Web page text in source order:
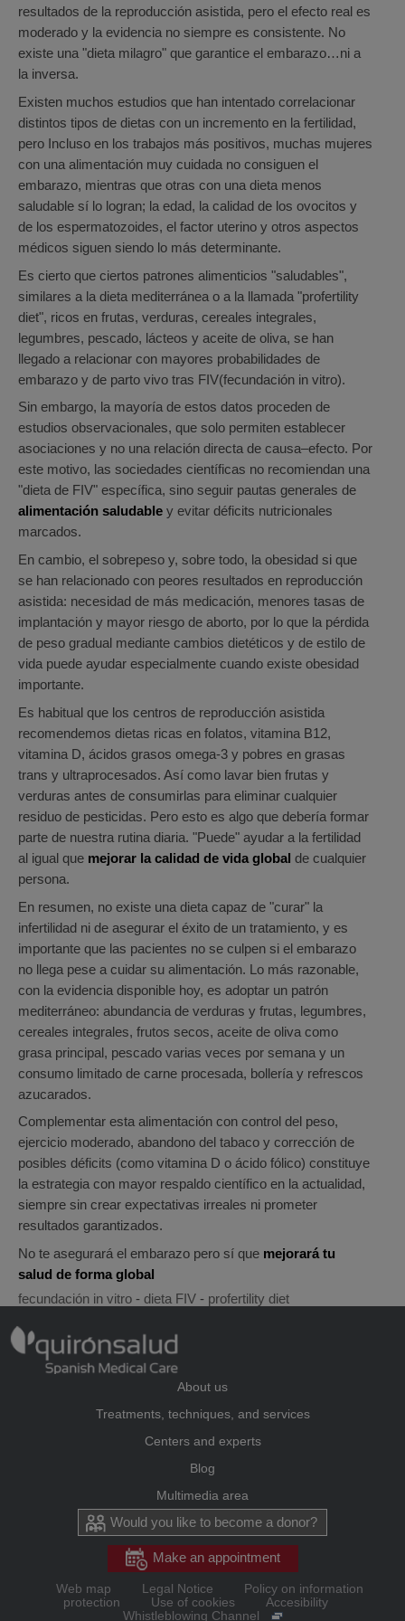
resultados de la reproducción asistida, pero el efecto real es
moderado y la evidencia no siempre es consistente. No
existe una "dieta milagro" que garantice el embarazo…ni a
la inversa.
Existen muchos estudios que han intentado correlacionar
distintos tipos de dietas con un incremento en la fertilidad,
pero Incluso en los trabajos más positivos, muchas mujeres
con una alimentación muy cuidada no consiguen el
embarazo, mientras que otras con una dieta menos
saludable sí lo logran; la edad, la calidad de los ovocitos y
de los espermatozoides, el factor uterino y otros aspectos
médicos siguen siendo lo más determinante.
Es cierto que ciertos patrones alimenticios "saludables",
similares a la dieta mediterránea o a la llamada "profertility
diet", ricos en frutas, verduras, cereales integrales,
legumbres, pescado, lácteos y aceite de oliva, se han
llegado a relacionar con mayores probabilidades de
embarazo y de parto vivo tras FIV(fecundación in vitro).
Sin embargo, la mayoría de estos datos proceden de
estudios observacionales, que solo permiten establecer
asociaciones y no una relación directa de causa–efecto. Por
este motivo, las sociedades científicas no recomiendan una
"dieta de FIV" específica, sino seguir pautas generales de
alimentación saludable y evitar déficits nutricionales
marcados.
En cambio, el sobrepeso y, sobre todo, la obesidad si que
se han relacionado con peores resultados en reproducción
asistida: necesidad de más medicación, menores tasas de
implantación y mayor riesgo de aborto, por lo que la pérdida
de peso gradual mediante cambios dietéticos y de estilo de
vida puede ayudar especialmente cuando existe obesidad
importante.
Es habitual que los centros de reproducción asistida
recomendemos dietas ricas en folatos, vitamina B12,
vitamina D, ácidos grasos omega‑3 y pobres en grasas
trans y ultraprocesados. Así como lavar bien frutas y
verduras antes de consumirlas para eliminar cualquier
residuo de pesticidas. Pero esto es algo que debería formar
parte de nuestra rutina diaria. "Puede" ayudar a la fertilidad
al igual que mejorar la calidad de vida global de cualquier
persona.
En resumen, no existe una dieta capaz de "curar" la
infertilidad ni de asegurar el éxito de un tratamiento, y es
importante que las pacientes no se culpen si el embarazo
no llega pese a cuidar su alimentación. Lo más razonable,
con la evidencia disponible hoy, es adoptar un patrón
mediterráneo: abundancia de verduras y frutas, legumbres,
cereales integrales, frutos secos, aceite de oliva como
grasa principal, pescado varias veces por semana y un
consumo limitado de carne procesada, bollería y refrescos
azucarados.
Complementar esta alimentación con control del peso,
ejercicio moderado, abandono del tabaco y corrección de
posibles déficits (como vitamina D o ácido fólico) constituye
la estrategia con mayor respaldo científico en la actualidad,
siempre sin crear expectativas irreales ni prometer
resultados garantizados.
No te asegurará el embarazo pero sí que mejorará tu
salud de forma global
fecundación in vitro - dieta FIV - profertility diet
About us
Treatments, techniques, and services
Centers and experts
Blog
Multimedia area
Would you like to become a donor?
Make an appointment
Web map Legal Notice
Policy on information
protection
Use of cookies
Accesibility
Whistleblowing Channel